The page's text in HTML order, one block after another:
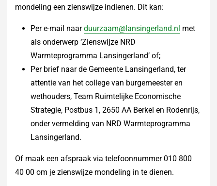
mondeling een zienswijze indienen. Dit kan:
Per e-mail naarduurzaam@lansingerland.nl met
als onderwerp ‘Zienswijze NRD
Warmteprogramma Lansingerland’ of;
Per brief naar de Gemeente Lansingerland, ter
attentie van het college van burgemeester en
wethouders, Team Ruimtelijke Economische
Strategie, Postbus 1, 2650 AA Berkel en Rodenrijs,
onder vermelding van NRD Warmteprogramma
Lansingerland.
Of maak een afspraak via telefoonnummer 010 800
40 00 om je zienswijze mondeling in te dienen.